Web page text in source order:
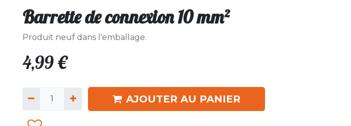
Barrette de connexion 10 mm²
Produit neuf dans l'emballage.
4,99€
AJOUTER AU PANIER